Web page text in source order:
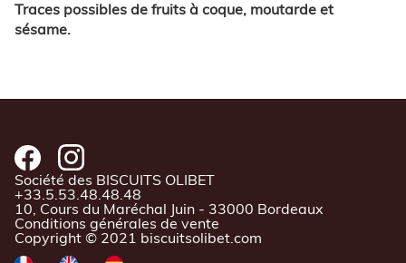
Traces possibles de fruits à coque, moutarde et
sésame.
Société des BISCUITS OLIBET
+33.5.53.48.48.48
10, Cours du Maréchal Juin - 33000 Bordeaux
Conditions générales de vente
Copyright © 2021 biscuitsolibet.com